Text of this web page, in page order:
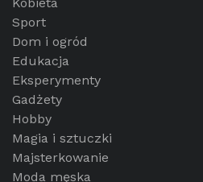
Sport
Dom i ogród
Edukacja
Eksperymenty
Gadżety
Hobby
Magia i sztuczki
Majsterkowanie
Moda męska